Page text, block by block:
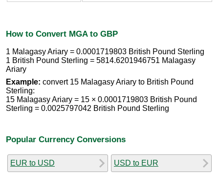
How to Convert MGA to GBP
1 Malagasy Ariary = 0.0001719803 British Pound Sterling
1 British Pound Sterling = 5814.6201946751 Malagasy
Ariary
Example: convert 15 Malagasy Ariary to British Pound
Sterling:
15 Malagasy Ariary = 15 × 0.0001719803 British Pound
Sterling = 0.0025797042 British Pound Sterling
Popular Currency Conversions
EUR to USD USD to EUR